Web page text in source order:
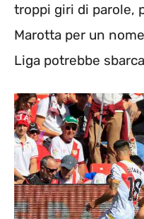
troppi giri di parole,
Marotta per un
Liga potrebbe